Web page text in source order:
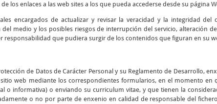
los enlaces a las web sites a los que pueda accederse desde su página
encargados de actualizar y revisar la veracidad y la integridad del
medio y los posibles riesgos de interrupción del servicio, alteración
que pudiera surgir de los contenidos que figuran en su
de Datos de Carácter Personal y su Reglamento de Desarrollo,
web mediante los correspondientes formularios, en el momento en
o informativa) o enviando su curriculum vitae, y que tienen la
o no por parte de enxenio en calidad de responsable del